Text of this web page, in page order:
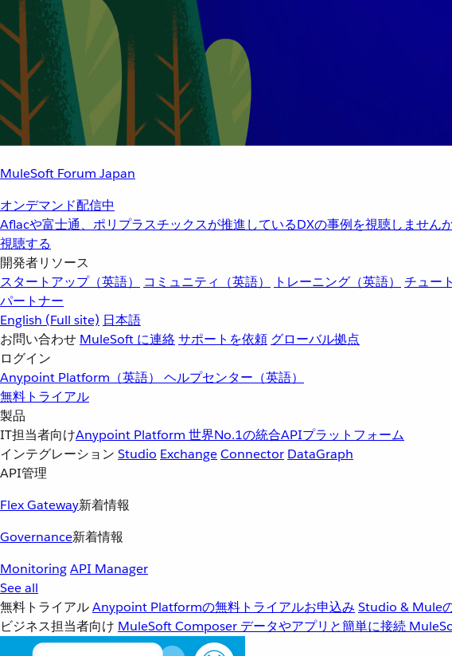
MuleSoft Forum Japan
オンデマンド配信中
Aflacや富士通、ポリプラスチックスが推進しているDXの事例を視聴しません
視聴する
開発者リソース
スタートアップ（英語）
コミュニティ（英語） トレーニング（英語） チュー
パートナー
English (Full site) 日本語
お問い合わせ MuleSoft に連絡サポートを依頼 グローバル拠点
ログイン
Anypoint Platform（英語） ヘルプセンター（英語）
無料トライアル
製品
IT担当者向けAnypoint Platform 世界No.1の統合APIプラットフォーム
インテグレーション Studio ExchangeConnector DataGraph
API管理
Flex Gateway新着情報
Governance新着情報
MonitoringAPI Manager
See all
無料トライアルAnypoint Platformの無料トライアルお申込み Studio & Mule
ビジネス担当者向け MuleSoft Composer データやアプリと簡単に接続